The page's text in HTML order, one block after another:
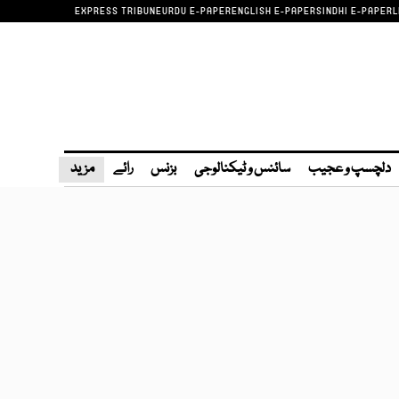
EXPRESS TRIBUNEURDU E-PAPERENGLISH E-PAPERSINDHI E-PAPER
دلچسپ و عجیب سائنس و ٹیکنالوجی بزنس رائے مزید